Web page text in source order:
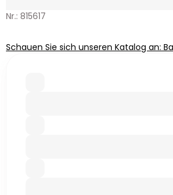
Nr.: 815617
Schauen Sie sich unseren Katalog an: